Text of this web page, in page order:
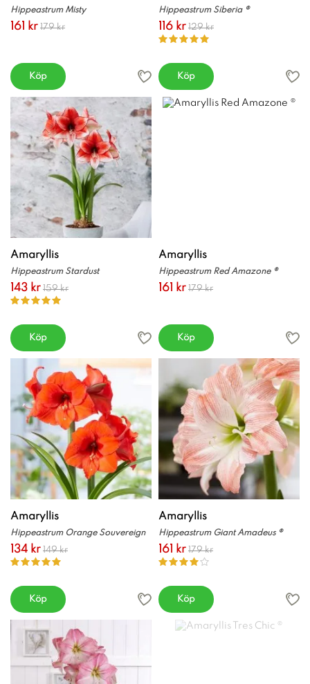
Hippeastrum Misty
161 kr 179 kr
Köp
Hippeastrum Siberia ®
116 kr 129 kr
Köp
Amaryllis
Hippeastrum Stardust
143 kr 159 kr
Köp
Amaryllis
Hippeastrum Red Amazone ®
161 kr 179 kr
Köp
Amaryllis
Hippeastrum Orange Souvereign
134 kr 149 kr
Köp
Amaryllis
Hippeastrum Giant Amadeus ®
161 kr 179 kr
Köp